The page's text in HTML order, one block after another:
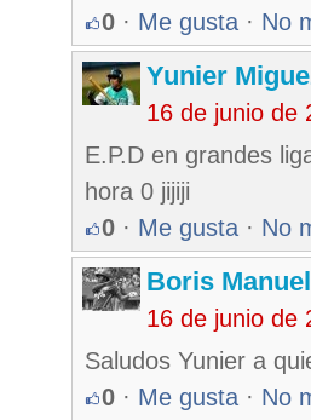
0 · Me gusta · No
Yunier
16 de junio de
E.P.D en grandes
hora 0 jijiji
0 · Me gusta · No
Boris
16 de junio de
Saludos Yunier a
0 · Me gusta · No